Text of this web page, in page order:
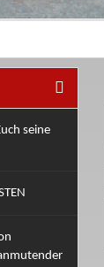
seine